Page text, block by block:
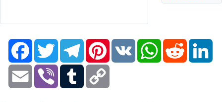
FacebookTwitter TelegramPinterestVK WhatsAppReddit
Email Viber Tumblr